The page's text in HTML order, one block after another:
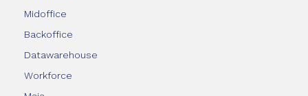
Midoffice
Backoffice
Datawarehouse
Workforce